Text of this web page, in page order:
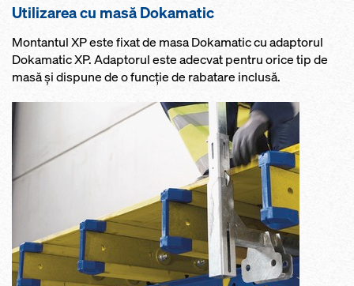
Utilizarea cu masă Dokamatic
Montantul XP este fixat de masa Dokamatic cu adaptorul
Dokamatic XP. Adaptorul este adecvat pentru orice tip de
masă şi dispune de o funcţie de rabatare inclusă.